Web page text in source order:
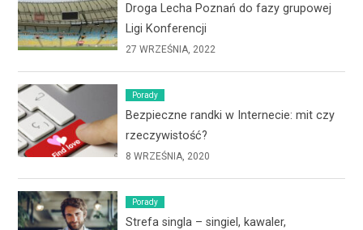
Droga Lecha Poznań do fazy grupowej
Ligi Konferencji
27 WRZEŚNIA, 2022
Porady
Bezpieczne randki w Internecie: mit czy
rzeczywistość?
8 WRZEŚNIA, 2020
Porady
Strefa singla – singiel, kawaler,